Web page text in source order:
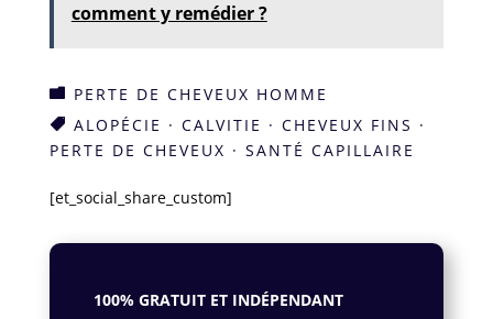
comment y remédier ?
 PERTE DE CHEVEUX HOMME
 ALOPÉCIE · CALVITIE · CHEVEUX FINS ·
PERTE DE CHEVEUX · SANTÉ CAPILLAIRE
[et_social_share_custom]
100% GRATUIT ET INDÉPENDANT